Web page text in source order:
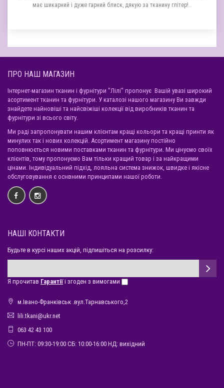
має шикарний і дуже гарний блиск, дякую за тканину глітер!..
ПРО НАШ МАГАЗИН
Інтернет-магазин тканин і фурнітури "Лілі" пропонує Вашій увазі широкий
асортимент тканин та фурнітури. У каталозі нашого магазину Ви завжди
знайдете найновіші та найсвіжіші колекції від виробників тканин та
фурнітури зі всього світу.
Ми раді запропонувати нашим клієнтам кращі кольори та кращі принти як
минулих так і нових колекцій. Асортимент магазину постійно
поповнюється новими поставками тканин та фурнітури. Ми цінуємо своїх
клієнтів, тому пропонуємо Вам тільки кращий товар і за найкращими
цінами. Індивідуальний підхід, лояльна система знижок, швидке і якісне
обслуговування є оснвними принципами нашої роботи.
НАШІ КОНТАКТИ
Будьте в курсі наших акцій, підпишіться на розсилку:
Я прочитав Гарантіїі згоден з вимогами
м.Івано-Франківськ .вул.Тарнавського,2
lili.tkani@ukr.net
063 42 43 100
ПН-ПТ: 09:30-19:00 СБ: 10:00-16:00 НД: вихідний